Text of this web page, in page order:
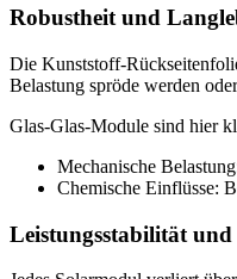
Robustheit und
Die Kunststoff-
Belastung spröde werden
Glas-Glas-Module sind hier
Mechanische
Chemische Einflüsse:
Leistungsstabilität